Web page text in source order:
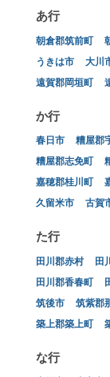
あ行
朝倉郡筑前町
うきは市
大川
遠賀郡岡垣町
か行
春日市 糟屋郡
糟屋郡志免町
嘉穂郡桂川町
久留米市
古賀
た行
田川郡赤村 田
田川郡香春町
筑後市
筑紫郡
築上郡築上町
な行